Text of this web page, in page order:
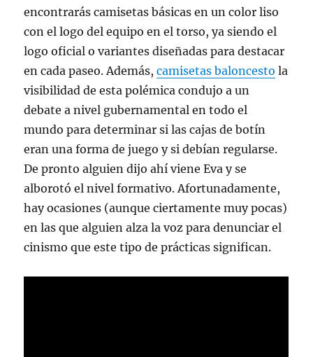
encontrarás camisetas básicas en un color liso
con el logo del equipo en el torso, ya siendo el
logo oficial o variantes diseñadas para destacar
en cada paseo. Además,camisetas baloncesto la
visibilidad de esta polémica condujo a un
debate a nivel gubernamental en todo el
mundo para determinar si las cajas de botín
eran una forma de juego y si debían regularse.
De pronto alguien dijo ahí viene Eva y se
alborotó el nivel formativo. Afortunadamente,
hay ocasiones (aunque ciertamente muy pocas)
en las que alguien alza la voz para denunciar el
cinismo que este tipo de prácticas significan.